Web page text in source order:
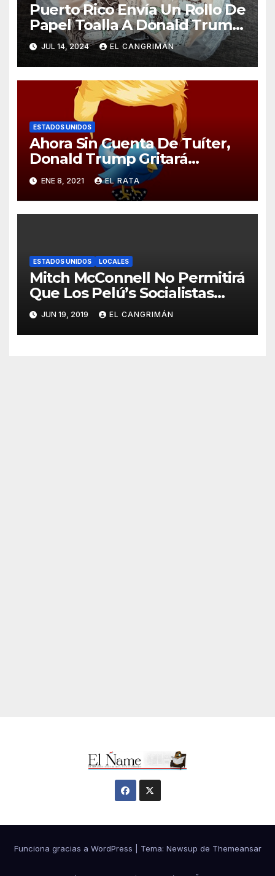
Puerto Rico Envía Un Rollo De
Papel Toalla A Donald Trump
Pa’ Que Use Las Hojas De
Curita
JUL 14, 2024 EL CANGRIMÁN
ESTADOS UNIDOS
Ahora Sin Cuenta De Tuíter,
Donald Trump Gritará
Barrabasadas Desde Una
Tumbacocos
ENE 8, 2021 EL RATA
ESTADOS UNIDOS LOCALES
Mitch McConnell No Permitirá
Que Los Pelú’s Socialistas
Comunistas Del PNP Logren
La Estadidad
JUN 19, 2019 EL CANGRIMÁN
Funciona gracias a WordPress Tema: Newsup de Themeansar